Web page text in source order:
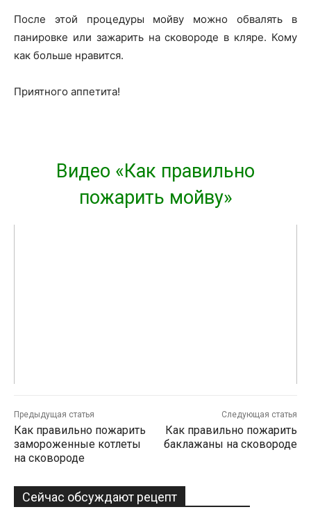
После этой процедуры мойву можно обвалять в
панировке или зажарить на сковороде в кляре. Кому
как больше нравится.
Приятного аппетита!
Видео «Как правильно
пожарить мойву»
Предыдущая статья
Как правильно пожарить
замороженные котлеты
на сковороде
Следующая статья
Как правильно пожарить
баклажаны на сковороде
Сейчас обсуждают рецепт